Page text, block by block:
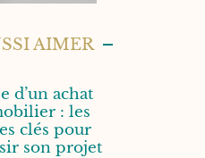
AIMER
d’un achat
: les
clés pour
son projet